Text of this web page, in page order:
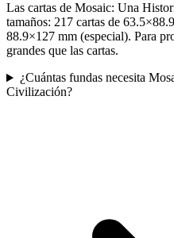
Las cartas de Mosaic: Una
tamaños: 217 cartas de
88.9×127 mm (especial). Para
grandes que las cartas.
¿Cuántas fundas necesita
Civilización?